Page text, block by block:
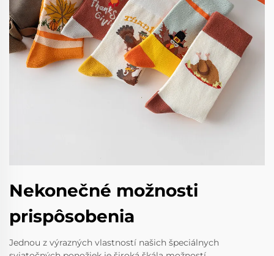
Nekonečné možnosti
prispôsobenia
Jednou z výrazných vlastností našich špeciálnych